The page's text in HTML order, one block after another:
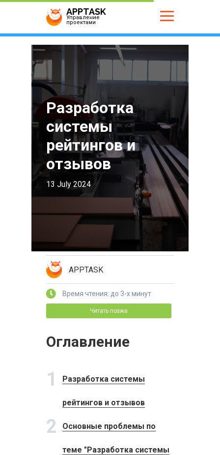
APPTASK
Управление
проектами
Разработка
системы
рейтингов и
отзывов
13 July 2024
APPTASK
Время чтения: до 3-х минут
Читать позже
Оглавление
1 Разработка системы
рейтингов и отзывов
2 Основные проблемы по
теме "Разработка системы